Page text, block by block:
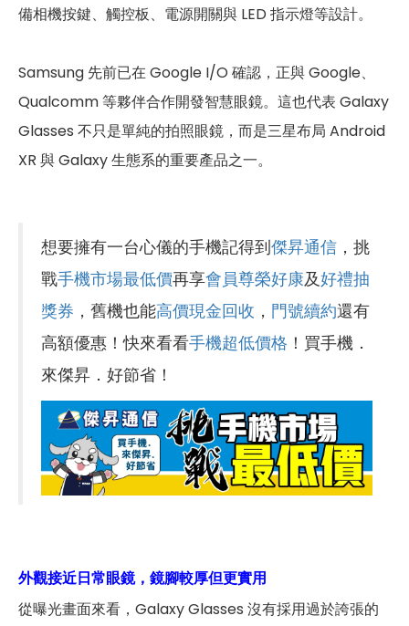
備相機按鍵、觸控板、電源開關與 LED 指示燈等設計。
Samsung 先前已在 Google I/O 確認，正與 Google、
Qualcomm 等夥伴合作開發智慧眼鏡。這也代表 Galaxy
Glasses 不只是單純的拍照眼鏡，而是三星布局 Android
XR 與 Galaxy 生態系的重要產品之一。
想要擁有一台心儀的手機記得到傑昇通信 ，挑
戰手機市場最低價再享會員尊榮好康及好禮抽
獎券 ，舊機也能高價現金回收 ， 門號續約還有
高額優惠！快來看看手機超低價格 ！買手機．
來傑昇．好節省！
外觀接近日常眼鏡，鏡腳較厚但更實用
從曝光畫面來看，Galaxy Glasses 沒有採用過於誇張的